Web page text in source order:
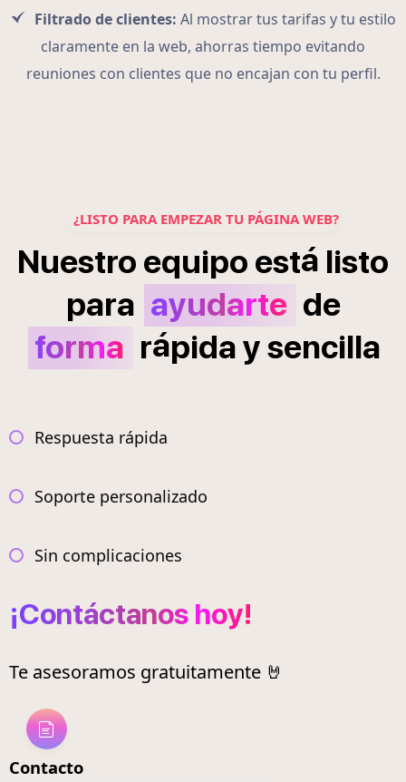
Filtrado de clientes: Al mostrar tus tarifas y tu estilo
claramente en la web, ahorras tiempo evitando
reuniones con clientes que no encajan con tu perfil.
¿LISTO PARA EMPEZAR TU PÁGINA WEB?
Nuestro equipo está listo
para ayudarte de
forma rápidaysencilla
Respuesta rápida
Soporte personalizado
Sin complicaciones
¡Contáctanos hoy!
Te asesoramos gratuitamente 🤘
Contacto